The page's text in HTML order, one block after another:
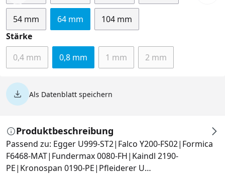
54 mm 64 mm
104 mm
Stärkeauswählen
0,4 mm(Diese Option ist zurzeit nicht verfügbar.)
0,8 mm 1 mm(Diese Option ist zurzeit nicht
2 mm(Diese Option ist
Als Datenblatt speichern
Produktbeschreibung
Passend zu: Egger U999-ST2|Falco Y200-FS02|Formica
F6468-MAT|Fundermax 0080-FH|Kaindl 2190-
PE|Kronospan 0190-PE|Pfleiderer U…